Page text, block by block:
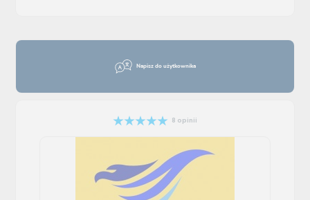
Napisz do użytkownika
8 opinii